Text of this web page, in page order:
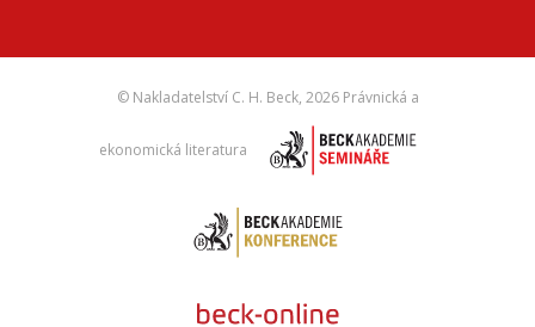
© Nakladatelství C. H. Beck, 2026 Právnická a
ekonomická literatura